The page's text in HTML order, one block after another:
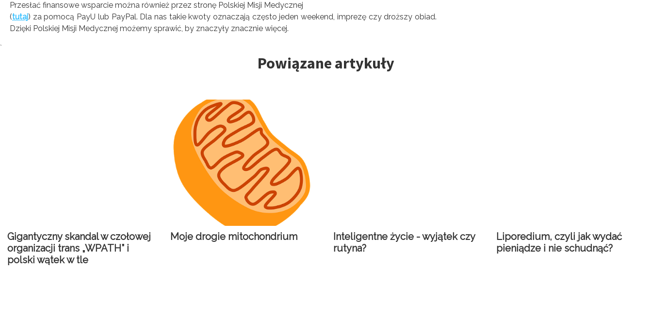
Przesłać finansowe wsparcie można również przez stronę Polskiej Misji Medycznej
(tutaj) za pomocą PayU lub PayPal. Dla nas takie kwoty oznaczają często jeden weekend, imprezę czy droższy obiad.
Dzięki Polskiej Misji Medycznej możemy sprawić, by znaczyły znacznie więcej.
`
Powiązane artykuły
Gigantyczny skandal w czołowej
organizacji trans „WPATH” i
polski wątek w tle
Moje drogie mitochondrium
Inteligentne życie - wyjątek czy
rutyna?
Liporedium, czyli jak wydać
pieniądze i nie schudnąć?